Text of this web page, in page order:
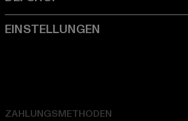
ZAHLUNGSMETHODEN